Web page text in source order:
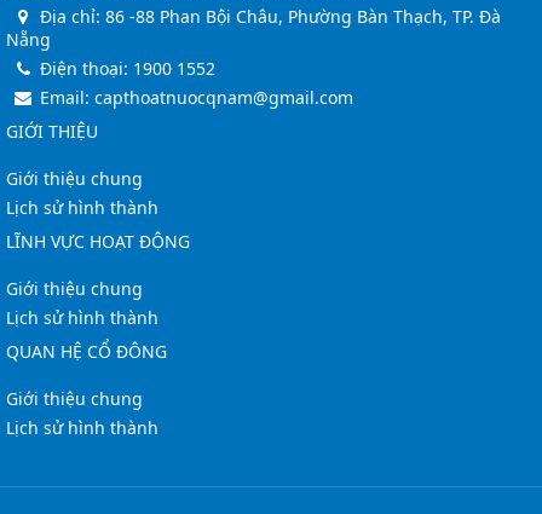
Địa chỉ: 86 -88 Phan Bội Châu, Phường Bàn Thạch, TP. Đà
Nẵng
Điện thoại: 1900 1552
Email: capthoatnuocqnam@gmail.com
GIỚI THIỆU
Giới thiệu chung
Lịch sử hình thành
LĨNH VỰC HOẠT ĐỘNG
Giới thiệu chung
Lịch sử hình thành
QUAN HỆ CỔ ĐÔNG
Giới thiệu chung
Lịch sử hình thành